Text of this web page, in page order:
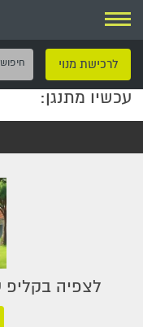
ניווט
לרכישת מנוי
עכשיו מתנגן:
לצפיה בקליפ